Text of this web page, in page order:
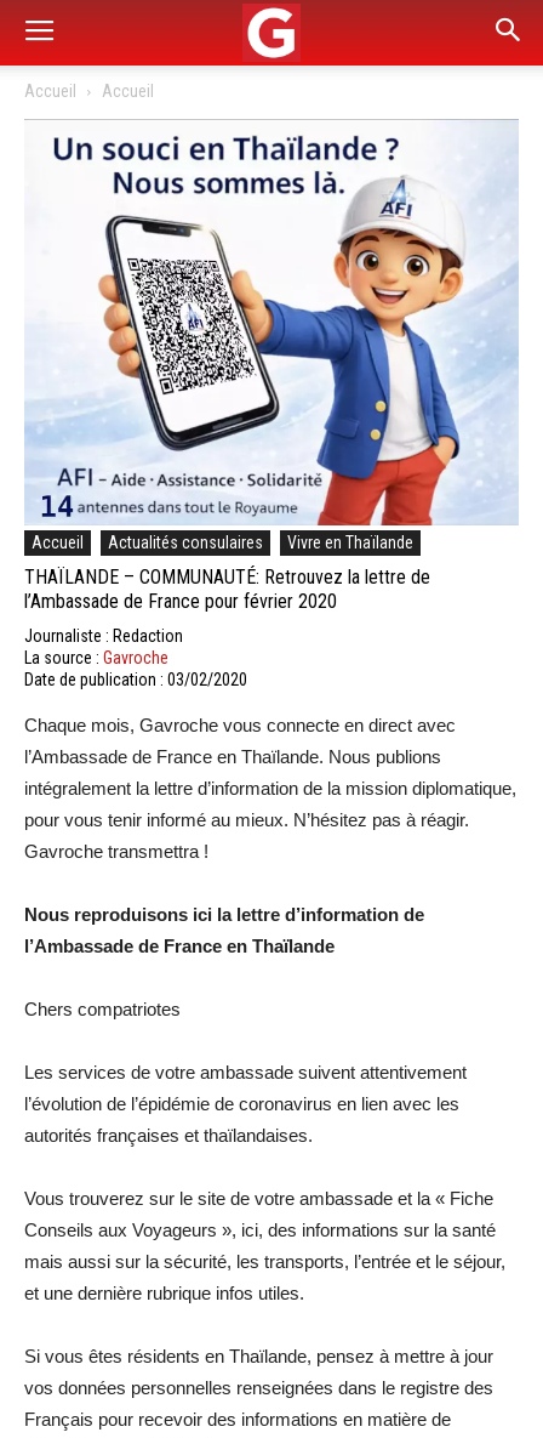
Accueil Accueil
Accueil Actualités consulaires Vivre en Thaïlande
THAÏLANDE – COMMUNAUTÉ: Retrouvez la lettre de
l’Ambassade de France pour février 2020
Journaliste : Redaction
La source : Gavroche
Date de publication : 03/02/2020
Chaque mois, Gavroche vous connecte en direct avec
l’Ambassade de France en Thaïlande. Nous publions
intégralement la lettre d’information de la mission diplomatique,
pour vous tenir informé au mieux. N’hésitez pas à réagir.
Gavroche transmettra !
Nous reproduisons ici la lettre d’information de
l’Ambassade de France en Thaïlande
Chers compatriotes
Les services de votre ambassade suivent attentivement
l’évolution de l’épidémie de coronavirus en lien avec les
autorités françaises et thaïlandaises.
Vous trouverez sur le site de votre ambassade et la « Fiche
Conseils aux Voyageurs », ici, des informations sur la santé
mais aussi sur la sécurité, les transports, l’entrée et le séjour,
et une dernière rubrique infos utiles.
Si vous êtes résidents en Thaïlande, pensez à mettre à jour
vos données personnelles renseignées dans le registre des
Français pour recevoir des informations en matière de